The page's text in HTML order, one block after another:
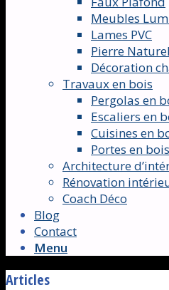
Meubles
Lames PVC
Pierre
Décoration
Travaux en bois
Pergolas en
Escaliers en
Cuisines en
Portes en bois
Architecture
Rénovation
Coach Déco
Blog
Contact
Menu
Articles